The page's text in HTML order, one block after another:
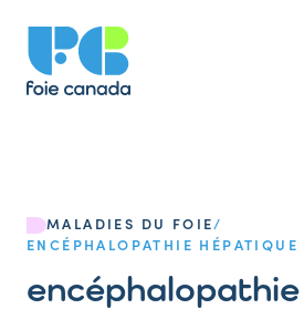
MALADIES DU FOIE/
ENCÉPHALOPATHIE HÉPATIQUE
encéphalopathie